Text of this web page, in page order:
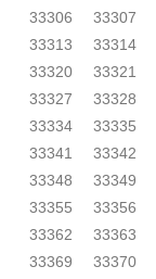
33306
33307
33313
33314
33320
33321
33327
33328
33334
33335
33341
33342
33348
33349
33355
33356
33362
33363
33369
33370